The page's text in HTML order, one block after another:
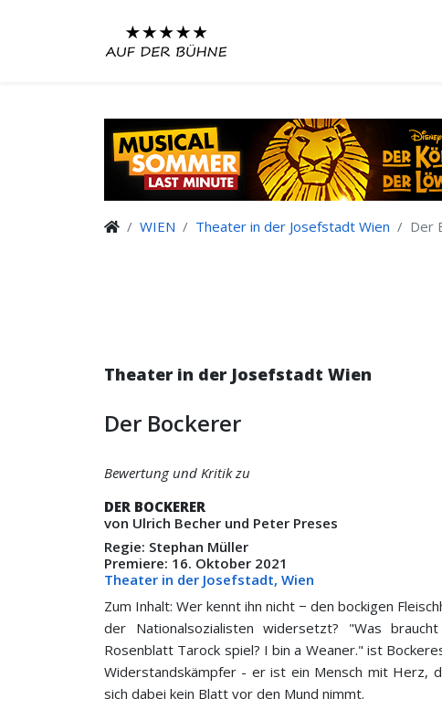
WIEN Theater in der Josefstadt Wien Der
Theater in der Josefstadt Wien
Der Bockerer
Bewertung und Kritik zu
DER BOCKERER
von Ulrich Becher und Peter Preses
Regie: Stephan Müller
Premiere: 16. Oktober 2021
Theater in der Josefstadt, Wien
Zum Inhalt: Wer kennt ihn nicht − den bockigen
der Nationalsozialisten widersetzt? "Was
Rosenblatt Tarock spiel? I bin a Weaner." ist
Widerstandskämpfer - er ist ein Mensch mit Herz,
sich dabei kein Blatt vor den Mund nimmt.